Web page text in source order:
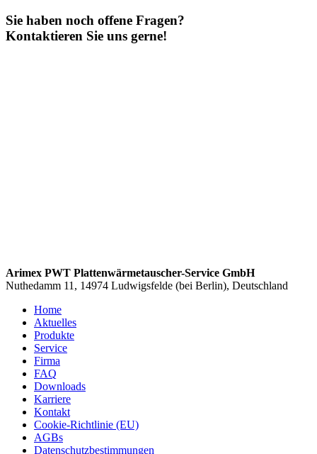
Sie haben noch offene Fragen?
Kontaktieren Sie uns gerne!
Arimex PWT Plattenwärmetauscher-Service GmbH
Nuthedamm 11, 14974 Ludwigsfelde (bei Berlin), Deutschland
Home
Aktuelles
Produkte
Service
Firma
FAQ
Downloads
Karriere
Kontakt
Cookie-Richtlinie (EU)
AGBs
Datenschutzbestimmungen